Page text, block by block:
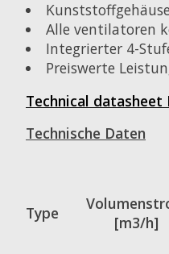
Alle ventilatoren
Integrierter 4-
Preiswerte
Technical datasheet
Technische Daten
Type
[m3/h]